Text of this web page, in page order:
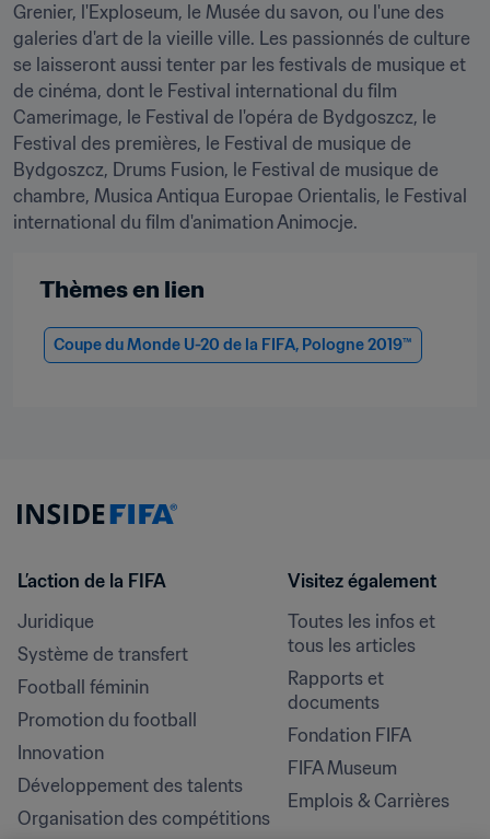
Grenier, l'Exploseum, le Musée du savon, ou l'une des
galeries d'art de la vieille ville. Les passionnés de culture
se laisseront aussi tenter par les festivals de musique et
de cinéma, dont le Festival international du film
Camerimage, le Festival de l'opéra de Bydgoszcz, le
Festival des premières, le Festival de musique de
Bydgoszcz, Drums Fusion, le Festival de musique de
chambre, Musica Antiqua Europae Orientalis, le Festival
international du film d'animation Animocje.
Thèmes en lien
Coupe du Monde U-20 de la FIFA, Pologne 2019™
L’action de la FIFA
Juridique
Système de transfert
Football féminin
Promotion du football
Innovation
Développement des talents
Organisation des compétitions
Visitez également
Toutes les infos et
tous les articles
Rapports et
documents
Fondation FIFA
FIFA Museum
Emplois & Carrières